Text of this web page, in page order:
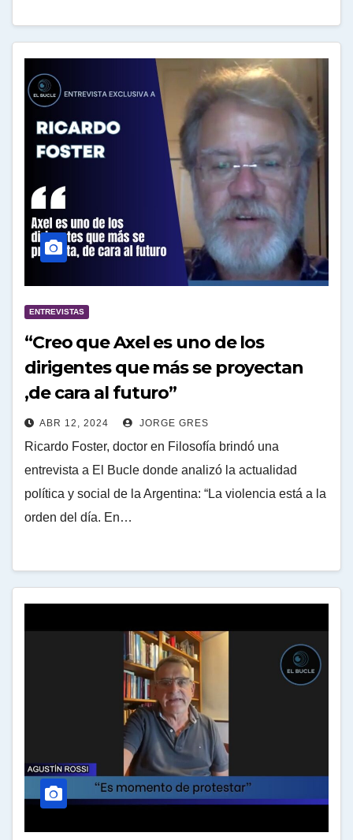
ENTREVISTAS
“Creo que Axel es uno de los
dirigentes que más se proyectan
,de cara al futuro”
ABR 12, 2024 JORGE GRES
Ricardo Foster, doctor en Filosofía brindó una
entrevista a El Bucle donde analizó la actualidad
política y social de la Argentina: “La violencia está a la
orden del día. En…